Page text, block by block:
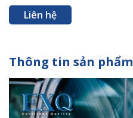
Liên hệ
Thông tin sản phẩm